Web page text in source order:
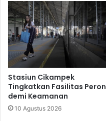
Stasiun Cikampek
Tingkatkan Fasilitas Peron
demi Keamanan
10 Agustus 2026